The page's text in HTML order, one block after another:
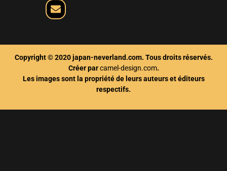
Copyright © 2020 japan-neverland.com. Tous droits réservés.
Créer parcamel-design.com.
Les images sont la propriété de leurs auteurs et éditeurs
respectifs.